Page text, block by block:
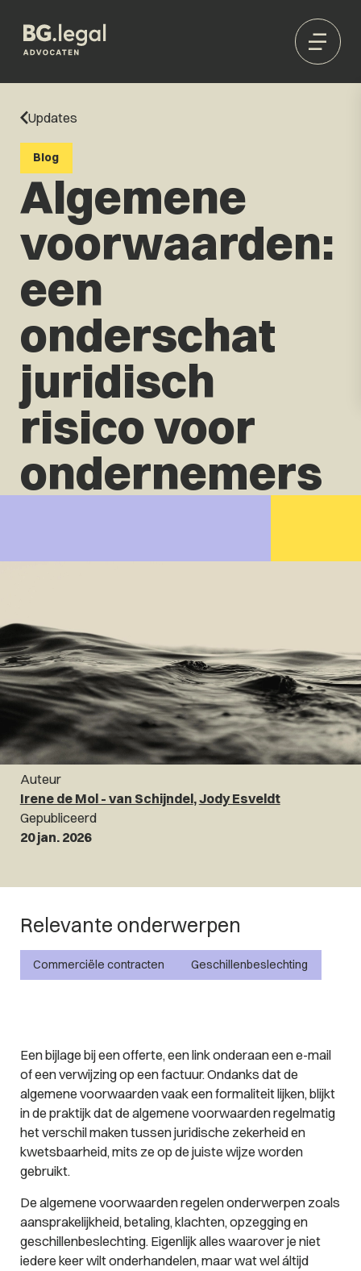
Updates
Blog
Algemene
voorwaarden:
een
onderschat
juridisch
risico voor
ondernemers
Auteur
Irene de Mol - van Schijndel,Jody Esveldt
Gepubliceerd
20 jan. 2026
Relevante onderwerpen
Commerciële contracten Geschillenbeslechting
Een bijlage bij een offerte, een link onderaan een e-mail
of een verwijzing op een factuur. Ondanks dat de
algemene voorwaarden vaak een formaliteit lijken, blijkt
in de praktijk dat de algemene voorwaarden regelmatig
het verschil maken tussen juridische zekerheid en
kwetsbaarheid, mits ze op de juiste wijze worden
gebruikt.
De algemene voorwaarden regelen onderwerpen zoals
aansprakelijkheid, betaling, klachten, opzegging en
geschillenbeslechting. Eigenlijk alles waarover je niet
iedere keer wilt onderhandelen, maar wat wel áltijd